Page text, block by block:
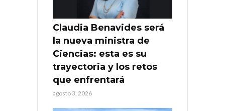
Claudia Benavides será
la nueva ministra de
Ciencias: esta es su
trayectoria y los retos
que enfrentará
agosto 3, 2026